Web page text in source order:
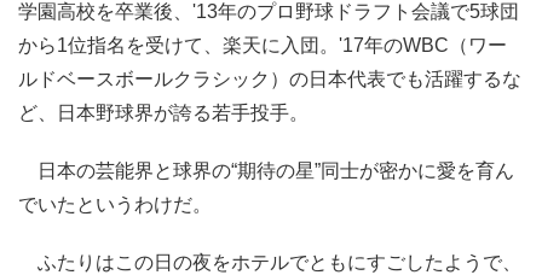
学園高校を卒業後、'13年のプロ野球ドラフト会議で5球団
から1位指名を受けて、楽天に入団。'17年のWBC（ワー
ルドベースボールクラシック）の日本代表でも活躍するな
ど、日本野球界が誇る若手投手。
日本の芸能界と球界の“期待の星”同士が密かに愛を育ん
でいたというわけだ。
ふたりはこの日の夜をホテルでともにすごしたようで、